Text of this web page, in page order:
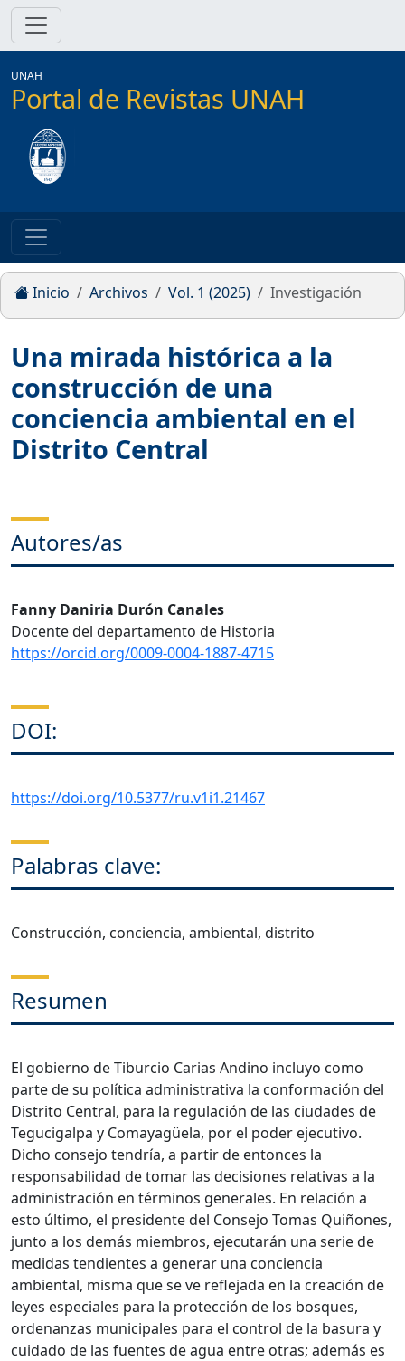
UNAH
Portal de Revistas UNAH
Inicio Archivos Vol. 1 (2025) Investigación
Una mirada histórica a la
construcción de una
conciencia ambiental en el
Distrito Central
Autores/as
Fanny Daniria Durón Canales
Docente del departamento de Historia
https://orcid.org/0009-0004-1887-4715
DOI:
https://doi.org/10.5377/ru.v1i1.21467
Palabras clave:
Construcción, conciencia, ambiental, distrito
Resumen
El gobierno de Tiburcio Carias Andino incluyo como
parte de su política administrativa la conformación del
Distrito Central, para la regulación de las ciudades de
Tegucigalpa y Comayagüela, por el poder ejecutivo.
Dicho consejo tendría, a partir de entonces la
responsabilidad de tomar las decisiones relativas a la
administración en términos generales. En relación a
esto último, el presidente del Consejo Tomas Quiñones,
junto a los demás miembros, ejecutarán una serie de
medidas tendientes a generar una conciencia
ambiental, misma que se ve reflejada en la creación de
leyes especiales para la protección de los bosques,
ordenanzas municipales para el control de la basura y
cuidado de las fuentes de agua entre otras; además es